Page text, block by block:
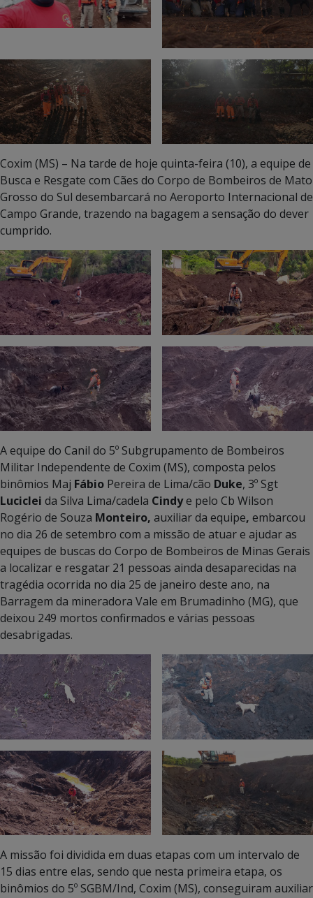
Coxim (MS) – Na tarde de hoje quinta-feira (10), a equipe de
Busca e Resgate com Cães do Corpo de Bombeiros de Mato
Grosso do Sul desembarcará no Aeroporto Internacional de
Campo Grande, trazendo na bagagem a sensação do dever
cumprido.
A equipe do Canil do 5º Subgrupamento de Bombeiros
Militar Independente de Coxim (MS), composta pelos
binômios Maj Fábio Pereira de Lima/cão Duke, 3º Sgt
Luciclei da Silva Lima/cadela Cindye pelo Cb Wilson
Rogério de Souza Monteiro, auxiliar da equipe, embarcou
no dia 26 de setembro com a missão de atuar e ajudar as
equipes de buscas do Corpo de Bombeiros de Minas Gerais
a localizar e resgatar 21 pessoas ainda desaparecidas na
tragédia ocorrida no dia 25 de janeiro deste ano, na
Barragem da mineradora Vale em Brumadinho (MG), que
deixou 249 mortos confirmados e várias pessoas
desabrigadas.
A missão foi dividida em duas etapas com um intervalo de
15 dias entre elas, sendo que nesta primeira etapa, os
binômios do 5º SGBM/Ind, Coxim (MS), conseguiram auxiliar